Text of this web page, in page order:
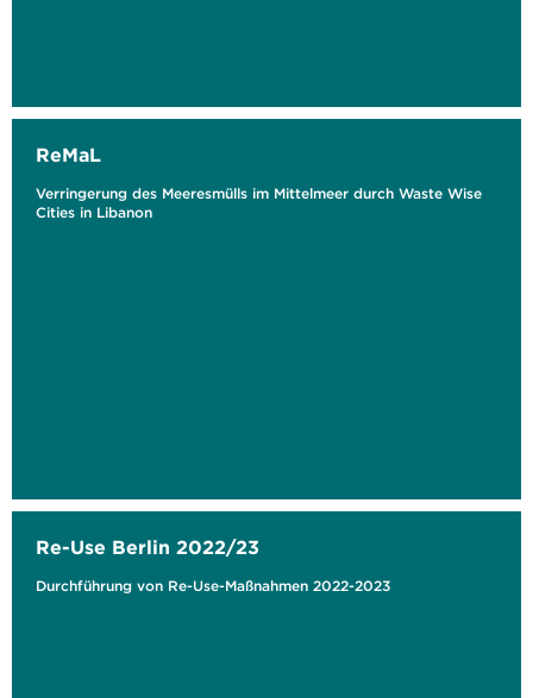
ReMaL
Verringerung des Meeresmülls im Mittelmeer durch Waste Wise
Cities in Libanon
Re-Use Berlin 2022/23
Durchführung von Re-Use-Maßnahmen 2022-2023